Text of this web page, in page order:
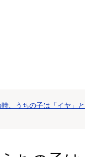
時、うちの子は「イヤ」